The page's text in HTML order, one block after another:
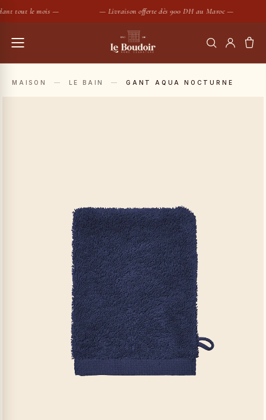
tout le mois — — Livraison offerte dès 900 DH au Maroc —
RECHERCHER
MAISON — LE BAIN — GANT AQUA NOCTURNE